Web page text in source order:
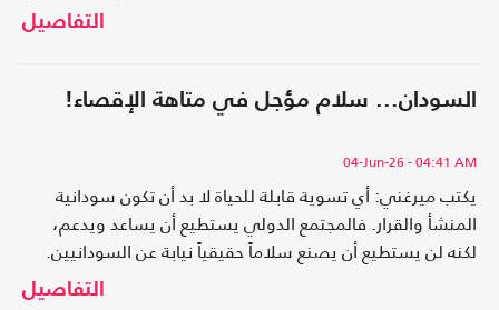
التفاصيل
السودان... سلام مؤجل في متاهة الإقصاء!
04-Jun-26 - 04:41 AM
يكتب ميرغني: أي تسوية قابلة للحياة لا بد أن تكون سودانية
المنشأ والقرار. فالمجتمع الدولي يستطيع أن يساعد ويدعم،
لكنه لن يستطيع أن يصنع سلاماً حقيقياً نيابة عن السودانيين.
التفاصيل